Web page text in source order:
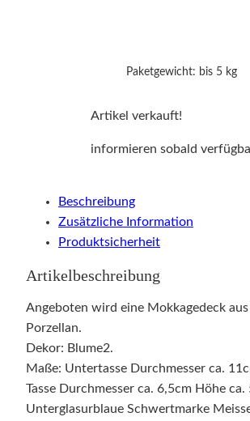
Paketgewicht: bis 5 kg
Artikel verkauft!
informieren sobald
Beschreibung
Zusätzliche Information
Produktsicherheit
Artikelbeschreibung
Angeboten wird eine Mokkagedeck
Porzellan.
Dekor: Blume2.
Maße: Untertasse Durchmesser ca.
Tasse Durchmesser ca. 6,5cm Höhe ca.
Unterglasurblaue Schwertmarke